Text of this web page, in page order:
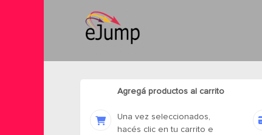
Agregá productos al carrito
Una vez seleccionados,
hacés clic en tu carrito e